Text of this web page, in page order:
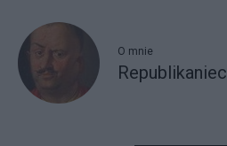
O mnie
Republikaniec